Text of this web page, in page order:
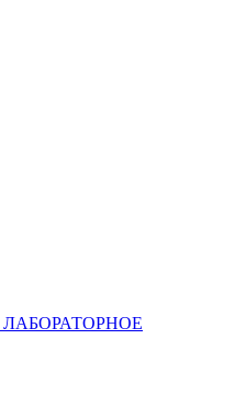
ЛАБОРАТОРНОЕ